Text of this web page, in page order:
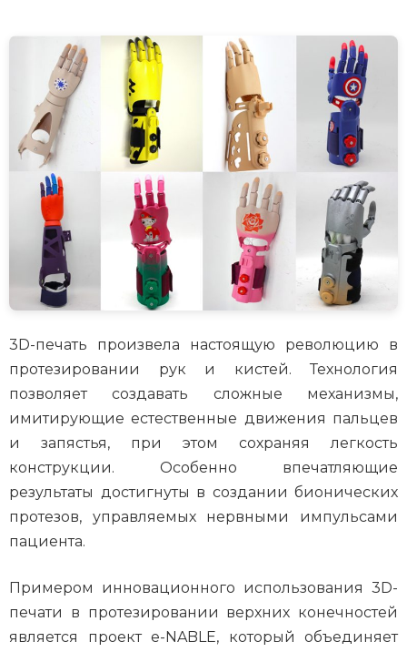
3D-печать произвела настоящую революцию в
протезировании рук и кистей. Технология
позволяет создавать сложные механизмы,
имитирующие естественные движения пальцев
и запястья, при этом сохраняя легкость
конструкции. Особенно впечатляющие
результаты достигнуты в создании бионических
протезов, управляемых нервными импульсами
пациента.
Примером инновационного использования 3D-
печати в протезировании верхних конечностей
является проект e-NABLE, который объединяет